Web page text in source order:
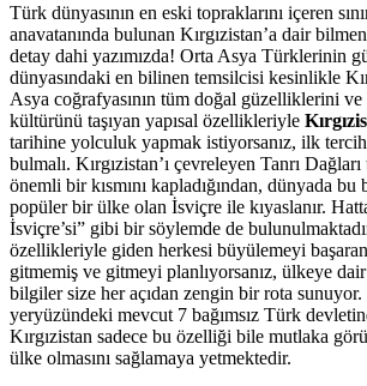
Türk dünyasının en eski topraklarını içeren
anavatanında bulunan Kırgızistan’a dair
detay dahi yazımızda! Orta Asya Türklerinin
dünyasındaki en bilinen temsilcisi kesinlikle
Asya coğrafyasının tüm doğal güzelliklerini ve
kültürünü taşıyan yapısal özellikleriyle
tarihine yolculuk yapmak istiyorsanız, ilk
bulmalı. Kırgızistan’ı çevreleyen Tanrı
önemli bir kısmını kapladığından, dünyada bu
popüler bir ülke olan İsviçre ile kıyaslanır.
İsviçre’si” gibi bir söylemde de
özellikleriyle giden herkesi büyülemeyi başaran
gitmemiş ve gitmeyi planlıyorsanız, ülkeye dair
bilgiler size her açıdan zengin bir rota sunuyor.
yeryüzündeki mevcut 7 bağımsız Türk
Kırgızistan sadece bu özelliği bile mutlaka
ülke olmasını sağlamaya yetmektedir.